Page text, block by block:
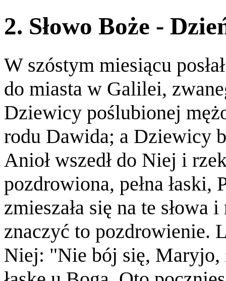
2. Słowo Boże -
W szóstym miesiącu
do miasta w Galilei,
Dziewicy poślubionej
rodu Dawida; a Dziewicy
Anioł wszedł do Niej i
pozdrowiona, pełna łaski,
zmieszała się na te słowa
znaczyć to pozdrowienie.
Niej: "Nie bój się, Maryjo,